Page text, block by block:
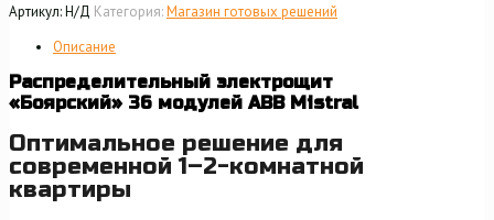
Артикул:Н/Д Категория:Магазин готовых решений
Описание
Распределительный электрощит
«Боярский» 36 модулей ABB Mistral
Оптимальное решение для
современной 1–2-комнатной
квартиры